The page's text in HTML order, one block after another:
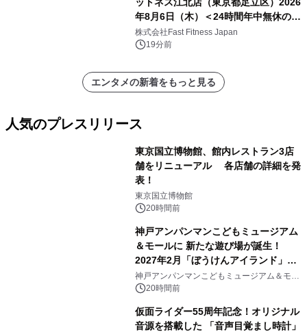
年8月6日（木）＜24時間年中無休のフ
ィットネスジム＞
株式会社Fast Fitness Japan
19分前
エンタメの新着をもっと見る
人気のプレスリリース
東京国立博物館、館内レストラン3店
舗をリニューアル 各店舗の詳細を発
表！
東京国立博物館
20時間前
神戸アンパンマンこどもミュージアム
＆モールに 新たな遊び場が誕生！
2027年2月「ぼうけんアイランド」が
オープン
神戸アンパンマンこどもミュージアム＆モー
ル 20時間前
仮面ライダー55周年記念！オリジナル
音源を搭載した 「音声目覚まし時計」